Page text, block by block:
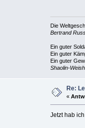
Die
Bertrand
Ein guter
Ein guter
Ein guter
Shaolin-
Re:
«
Jetzt hab